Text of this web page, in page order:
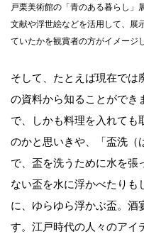
戸栗美術館の「青のある暮らし」
文献や浮世絵などを活用して、展
ていたかを観賞者の方がイメージ
そして、たとえば現在では
の資料から知ることができ
で、しかも料理を入れても
のかと思いきや、「盃洗（
で、盃を洗うために水を張
ない盃を水に浮かべたりも
に、ゆらゆら浮かぶ盃。酒
す。江戸時代の人々のアイ